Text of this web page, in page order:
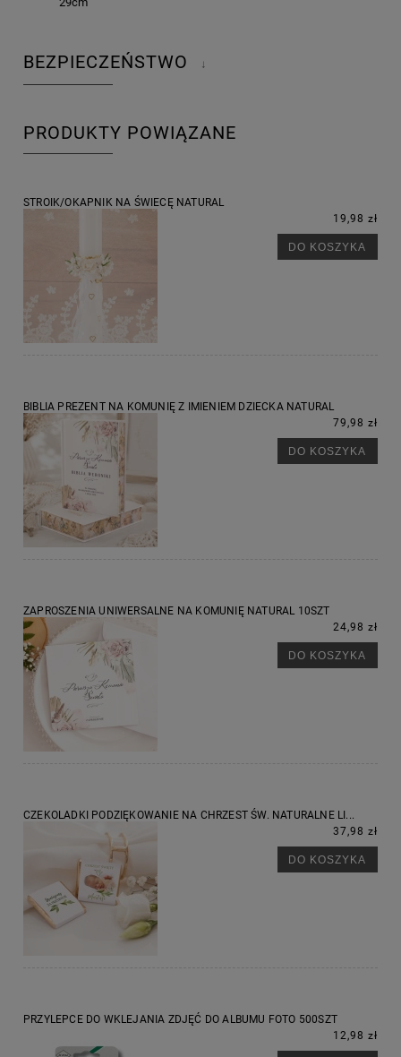
BEZPIECZEŃSTWO ↓
PRODUKTY POWIĄZANE
STROIK/OKAPNIK NA ŚWIECĘ NATURAL
19,98 zł
DO KOSZYKA
BIBLIA PREZENT NA KOMUNIĘ Z IMIENIEM DZIECKA NATURAL
79,98 zł
DO KOSZYKA
ZAPROSZENIA UNIWERSALNE NA KOMUNIĘ NATURAL 10SZT
24,98 zł
DO KOSZYKA
CZEKOLADKI PODZIĘKOWANIE NA CHRZEST ŚW. NATURALNE LI...
37,98 zł
DO KOSZYKA
PRZYLEPCE DO WKLEJANIA ZDJĘĆ DO ALBUMU FOTO 500SZT
12,98 zł